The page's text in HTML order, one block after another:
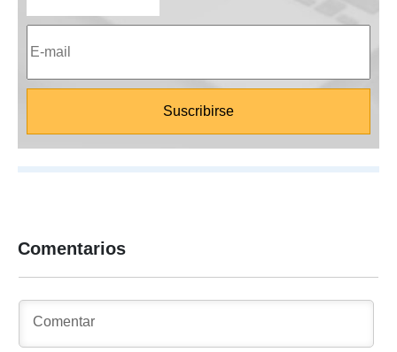
Comentarios